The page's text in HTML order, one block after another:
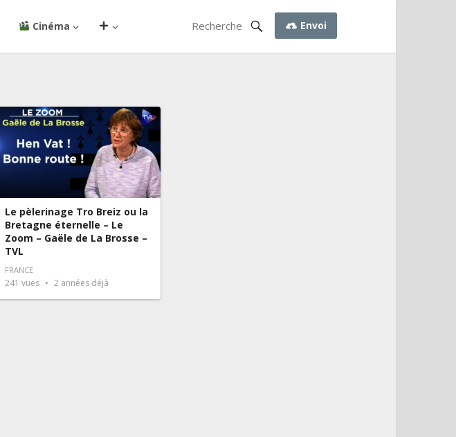
Cinéma Envoi
Le pèlerinage Tro Breiz ou la
Bretagne éternelle – Le
Zoom – Gaële de La Brosse –
TVL
FRANCE
241 vues 2 années déjà